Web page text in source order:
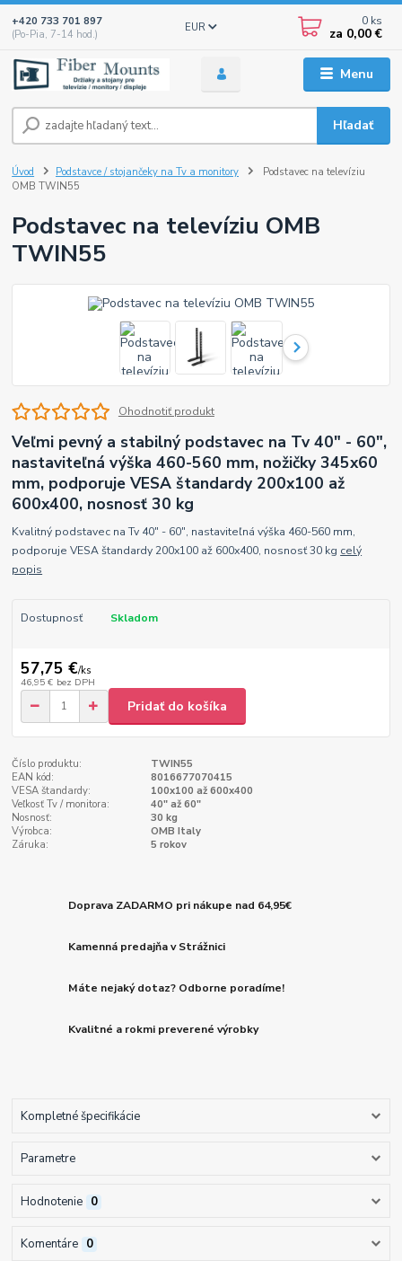
Menu
EUR
Hľadať
+420 733 701 897
(Po-Pia, 7-14 hod.)
0 ks
za 0,00 €
Úvod Podstavce / stojančeky na Tv a monitory
Podstavec na televíziu
OMB TWIN55
Podstavec na televíziu OMB
TWIN55
Ohodnotiť produkt
Veľmi pevný a stabilný podstavec na Tv 40" - 60",
nastaviteľná výška 460-560 mm, nožičky 345x60
mm, podporuje VESA štandardy 200x100 až
600x400, nosnosť 30 kg
Kvalitný podstavec na Tv 40" - 60", nastaviteľná výška 460-560 mm,
podporuje VESA štandardy 200x100 až 600x400, nosnosť 30 kg celý
popis
Dostupnosť Skladom
57,75 €/ks
46,95 € bez DPH
Pridať do košíka
Číslo produktu:
TWIN55
EAN kód:
8016677070415
VESA štandardy:
100x100 až 600x400
Veľkosť Tv / monitora:
40" až 60"
Nosnosť:
30 kg
Výrobca:
OMB Italy
Záruka:
5 rokov
Doprava ZADARMO pri nákupe nad 64,95€
Kamenná predajňa v Strážnici
Máte nejaký dotaz? Odborne poradíme!
Kvalitné a rokmi preverené výrobky
Kompletné špecifikácie
Parametre
Hodnotenie 0
Komentáre 0